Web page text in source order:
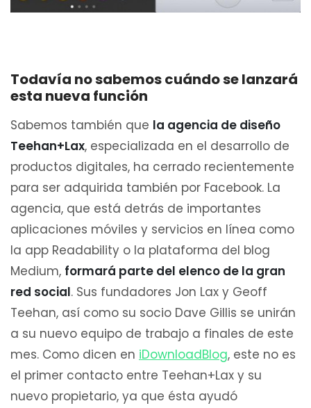
Todavía no sabemos cuándo se lanzará
esta nueva función
Sabemos también que la agencia de diseño
Teehan+Lax, especializada en el desarrollo de
productos digitales, ha cerrado recientemente
para ser adquirida también por Facebook. La
agencia, que está detrás de importantes
aplicaciones móviles y servicios en línea como
la app Readability o la plataforma del blog
Medium, formará parte del elenco de la gran
red social. Sus fundadores Jon Lax y Geoff
Teehan, así como su socio Dave Gillis se unirán
a su nuevo equipo de trabajo a finales de este
mes. Como dicen en iDownloadBlog, este no es
el primer contacto entre Teehan+Lax y su
nuevo propietario, ya que ésta ayudó